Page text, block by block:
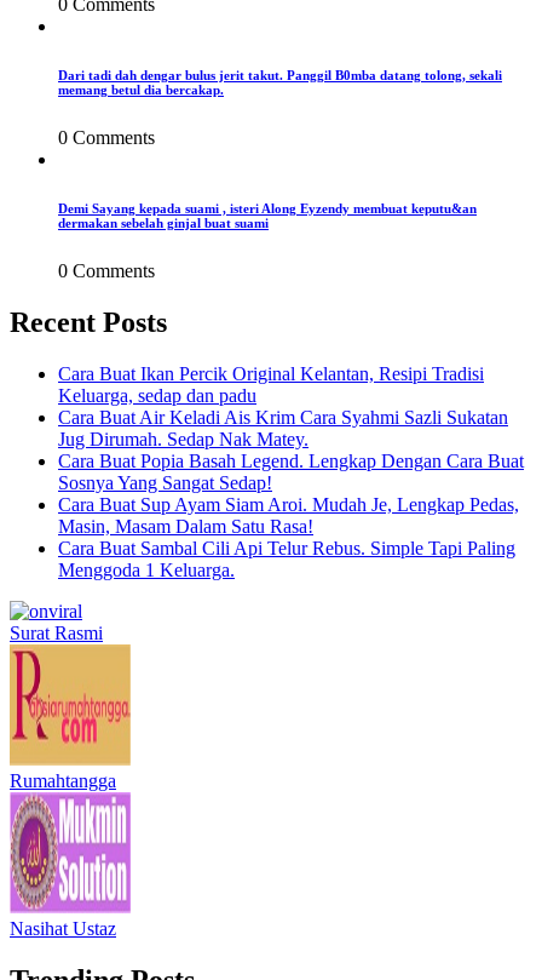
0 Comments
Dari tadi dah dengar bulus jerit takut. Panggil B0mba datang tolong, sekali
memang betul dia bercakap.
0 Comments
Demi Sayang kepada suami , isteri Along Eyzendy membuat keputu&an
dermakan sebelah ginjal buat suami
0 Comments
Recent Posts
Cara Buat Ikan Percik Original Kelantan, Resipi Tradisi
Keluarga, sedap dan padu
Cara Buat Air Keladi Ais Krim Cara Syahmi Sazli Sukatan
Jug Dirumah. Sedap Nak Matey.
Cara Buat Popia Basah Legend. Lengkap Dengan Cara Buat
Sosnya Yang Sangat Sedap!
Cara Buat Sup Ayam Siam Aroi. Mudah Je, Lengkap Pedas,
Masin, Masam Dalam Satu Rasa!
Cara Buat Sambal Cili Api Telur Rebus. Simple Tapi Paling
Menggoda 1 Keluarga.
Surat Rasmi
Rumahtangga
Nasihat Ustaz